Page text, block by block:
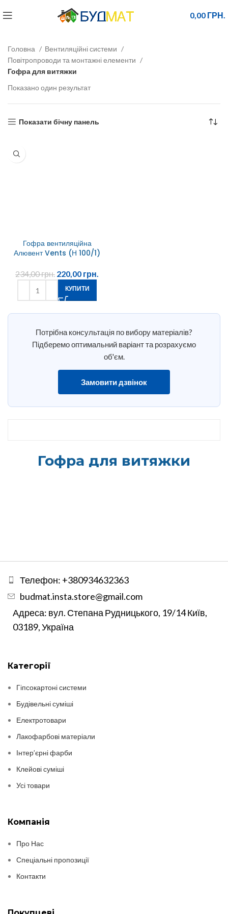
0,00 ГРН.
Головна
Вентиляційні системи
Повітропроводи та монтажні елементи
Гофра для витяжки
Показано один результат
Показати бічну панель
Гофра вентиляційна
Алювент Vents (Н 100/1)
234,00грн. 220,00 грн.
КУПИТИ
Потрібна консультація по вибору матеріалів?
Підберемо оптимальний варіант та розрахуємо
об'єм.
Замовити дзвінок
Гофра для витяжки
Телефон: +380934632363
budmat.insta.store@gmail.com
Адреса: вул. Степана Рудницького, 19/14 Київ,
03189, Україна
Категорії
Гіпсокартоні системи
Будівельні суміші
Електротовари
Лакофарбові матеріали
Інтер’єрні фарби
Клейові суміші
Усі товари
Компанія
Про Нас
Спеціальні пропозиції
Контакти